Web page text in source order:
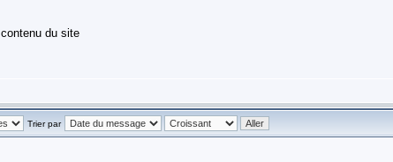
du site
Trier par